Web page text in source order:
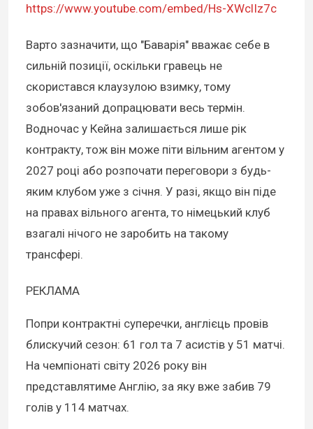
https://www.youtube.com/embed/Hs-XWclIz7c
Варто зазначити, що "Баварія" вважає себе в
сильній позиції, оскільки гравець не
скористався клаузулою взимку, тому
зобов'язаний допрацювати весь термін.
Водночас у Кейна залишається лише рік
контракту, тож він може піти вільним агентом у
2027 році або розпочати переговори з будь-
яким клубом уже з січня. У разі, якщо він піде
на правах вільного агента, то німецький клуб
взагалі нічого не заробить на такому
трансфері.
РЕКЛАМА
Попри контрактні суперечки, англієць провів
блискучий сезон: 61 гол та 7 асистів у 51 матчі.
На чемпіонаті світу 2026 року він
представлятиме Англію, за яку вже забив 79
голів у 114 матчах.